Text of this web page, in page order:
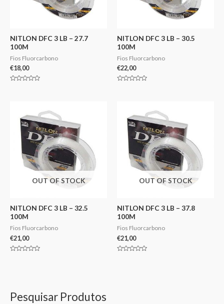
Pesquisar Produtos
NITLON DFC 3 LB – 27.7
100M
Fios Fluorcarbono
€18,00
NITLON DFC 3 LB – 30.5
100M
Fios Fluorcarbono
€22,00
OUT OF STOCK
NITLON DFC 3 LB – 32.5
100M
Fios Fluorcarbono
€21,00
OUT OF STOCK
NITLON DFC 3 LB – 37.8
100M
Fios Fluorcarbono
€21,00